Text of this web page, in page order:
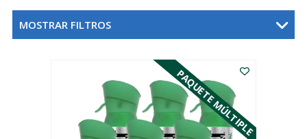
MOSTRAR FILTROS
PAQUETE MÚLTIPLE